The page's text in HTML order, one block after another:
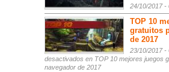
24/10/2017 -
TOP 10
gratuitos
de 2017
23/10/2017 -
desactivados en TOP 10 mejores juegos
navegador de 2017